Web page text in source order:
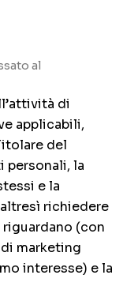
al
di
applicabili,
del
personali, la
e la
altresì richiedere
(con
marketing
interesse) e la